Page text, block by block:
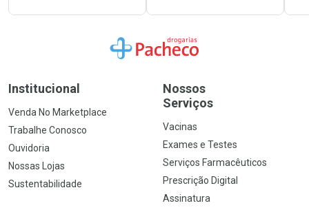
Ir para a Home
Institucional
Venda No Marketplace
Trabalhe Conosco
Ouvidoria
Nossas Lojas
Sustentabilidade
Nossos
Serviços
Vacinas
Exames e Testes
Serviços Farmacêuticos
Prescrição Digital
Assinatura